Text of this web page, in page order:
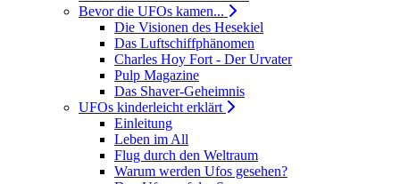
Bevor die UFOs kamen...
Die Visionen des Hesekiel
Das Luftschiffphänomen
Charles Hoy Fort - Der Urvater
Pulp Magazine
Das Shaver-Geheimnis
UFOs kinderleicht erklärt
Einleitung
Leben im All
Flug durch den Weltraum
Warum werden Ufos gesehen?